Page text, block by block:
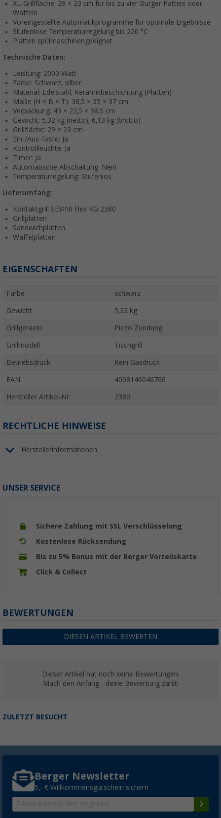
XL-Grillfläche: 29 × 23 cm für bis zu vier Burger Patties oder
Waffeln
Voreingestellte Automatikprogramme für optimale Ergebnisse
Stufenlose Temperaturregelung bis 220 °C
Platten spülmaschinengeeignet
Technische Daten:
Leistung: 2000 Watt
Farbe: Schwarz, silber
Material: Edelstahl, Keramikbeschichtung (Platten)
Maße (H × B × T): 38,5 × 35 × 37 cm
Verpackung: 43 × 22,5 × 38,5 cm
Gewicht: 5,32 kg (netto), 6,13 kg (brutto)
Grillfläche: 29 × 23 cm
Ein-/Aus-Taste: Ja
Kontrollleuchte: Ja
Timer: Ja
Automatische Abschaltung: Nein
Temperaturregelung: Stufenlos
Lieferumfang:
Kontaktgrill SEVINI Flex KG 2380
Grillplatten
Sandwichplatten
Waffelplatten
EIGENSCHAFTEN
Farbe schwarz
Gewicht 5,32 kg
Grillgeraete Piezo Zündung
Grillmodell Tischgrill
Betriebsdruck Kein Gasdruck
EAN 4008146046766
Hersteller Artikel-Nr. 2380
RECHTLICHE HINWEISE
Herstellerinformationen
UNSER SERVICE
Sichere Zahlung mit SSL Verschlüsselung
Kostenlose Rücksendung
Bis zu 5% Bonus mit der Berger Vorteilskarte
Click & Collect
BEWERTUNGEN
DIESEN ARTIKEL BEWERTEN
Dieser Artikel hat noch keine Bewertungen.
Mach den Anfang - deine Bewertung zählt!
ZULETZT BESUCHT
Berger Newsletter
5,- € Willkommensgutschein sichern